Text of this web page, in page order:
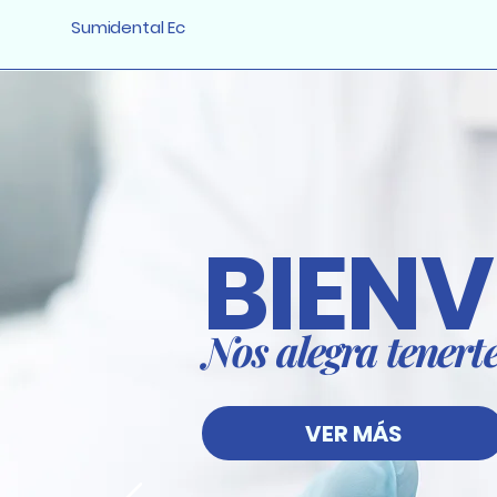
Sumidental Ec
Nos alegra
VER MÁS